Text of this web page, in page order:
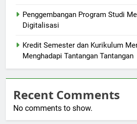
Penggembangan Program Studi
Digitalisasi
Kredit Semester dan Kurikulum
Menghadapi Tantangan Tantangan
Recent Comments
No comments to show.